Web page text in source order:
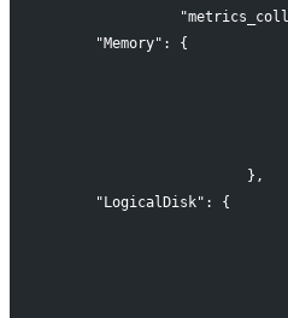
      "Memory": {
			},
      "LogicalDisk": {